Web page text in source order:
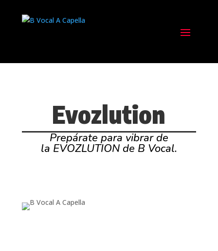
Evozlution
Prepárate para vibrar de
la EVOZLUTION de B Vocal.